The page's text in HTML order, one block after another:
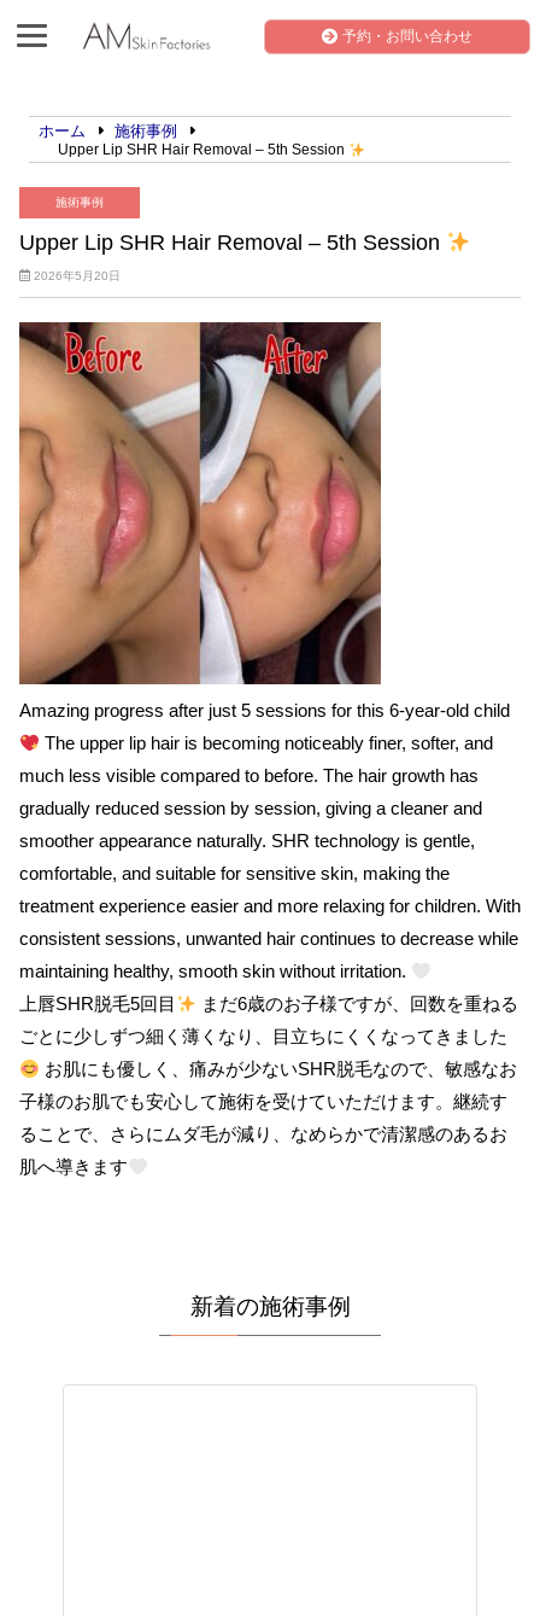
予約・お問い合わせ
ホーム 施術事例
Upper Lip SHR Hair Removal – 5th Session
施術事例
Upper Lip SHR Hair Removal – 5th Session
2026年5月20日
Amazing progress after just 5 sessions for this 6-year-old child
The upper lip hair is becoming noticeably finer, softer, and
much less visible compared to before. The hair growth has
gradually reduced session by session, giving a cleaner and
smoother appearance naturally. SHR technology is gentle,
comfortable, and suitable for sensitive skin, making the
treatment experience easier and more relaxing for children. With
consistent sessions, unwanted hair continues to decrease while
maintaining healthy, smooth skin without irritation.
上唇SHR脱毛5回目
まだ6歳のお子様ですが、回数を重ねる
ごとに少しずつ細く薄くなり、目立ちにくくなってきました
お肌にも優しく、痛みが少ないSHR脱毛なので、敏感なお
子様のお肌でも安心して施術を受けていただけます。継続す
ることで、さらにムダ毛が減り、なめらかで清潔感のあるお
肌へ導きます
新着の施術事例